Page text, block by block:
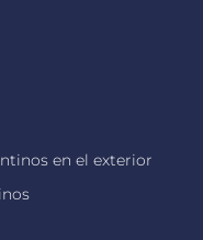
en el exterior